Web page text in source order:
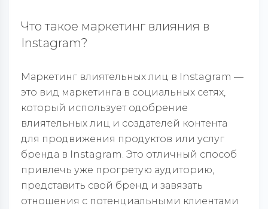
Что такое маркетинг влияния в
Instagram?
Маркетинг влиятельных лиц в Instagram —
это вид маркетинга в социальных сетях,
который использует одобрение
влиятельных лиц и создателей контента
для продвижения продуктов или услуг
бренда в Instagram. Это отличный способ
привлечь уже прогретую аудиторию,
представить свой бренд и завязать
отношения с потенциальными клиентами